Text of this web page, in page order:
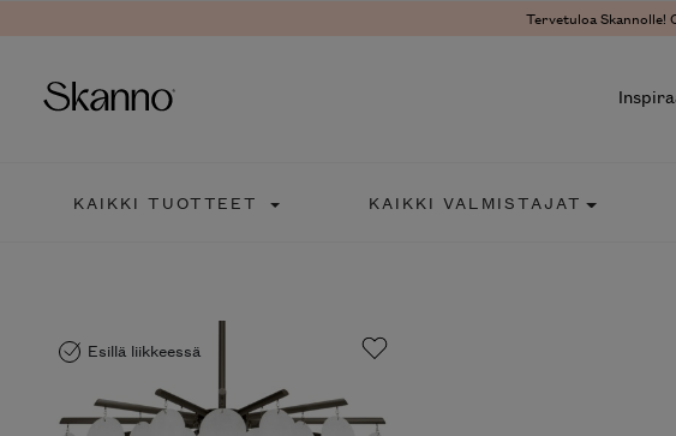
Tervetuloa Skannolle!
KAIKKI TUOTTEET KAIKKI VALMISTAJAT
Esillä liikkeessä